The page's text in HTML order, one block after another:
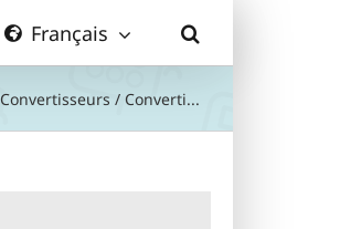
Français
Convertisseurs / Converti...